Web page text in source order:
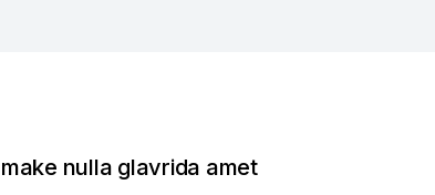
nulla glavrida amet